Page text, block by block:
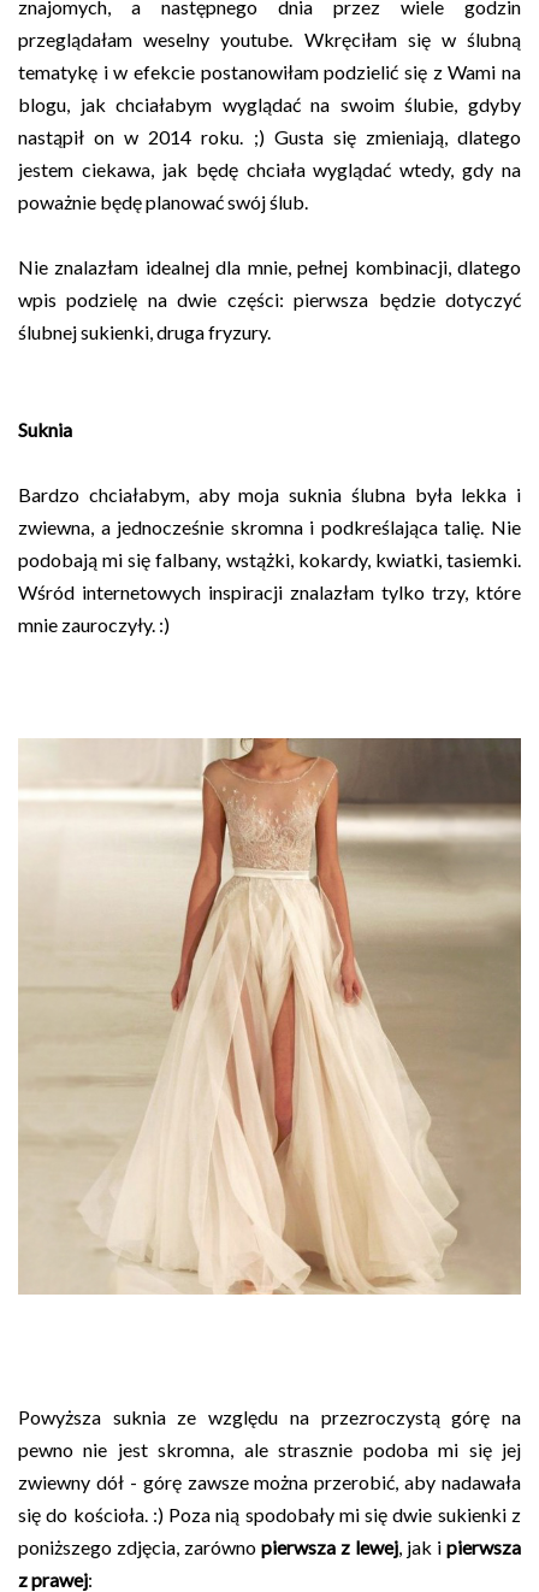
znajomych, a następnego dnia przez wiele godzin
przeglądałam weselny youtube. Wkręciłam się w ślubną
tematykę i w efekcie postanowiłam podzielić się z Wami na
blogu, jak chciałabym wyglądać na swoim ślubie, gdyby
nastąpił on w 2014 roku. ;) Gusta się zmieniają, dlatego
jestem ciekawa, jak będę chciała wyglądać wtedy, gdy na
poważnie będę planować swój ślub.
Nie znalazłam idealnej dla mnie, pełnej kombinacji, dlatego
wpis podzielę na dwie części: pierwsza będzie dotyczyć
ślubnej sukienki, druga fryzury.
Suknia
Bardzo chciałabym, aby moja suknia ślubna była lekka i
zwiewna, a jednocześnie skromna i podkreślająca talię. Nie
podobają mi się falbany, wstążki, kokardy, kwiatki, tasiemki.
Wśród internetowych inspiracji znalazłam tylko trzy, które
mnie zauroczyły. :)
Powyższa suknia ze względu na przezroczystą górę na
pewno nie jest skromna, ale strasznie podoba mi się jej
zwiewny dół - górę zawsze można przerobić, aby nadawała
się do kościoła. :) Poza nią spodobały mi się dwie sukienki z
poniższego zdjęcia, zarówno pierwsza z lewej, jak i pierwsza
z prawej: